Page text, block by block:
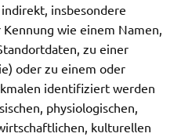
insbesondere
wie einem Namen,
zu einer
oder zu einem oder
identifiziert werden
physiologischen,
kulturellen